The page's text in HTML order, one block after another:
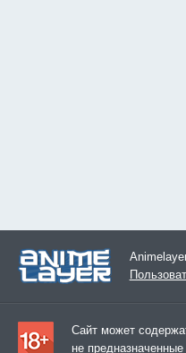
Сайт может
не